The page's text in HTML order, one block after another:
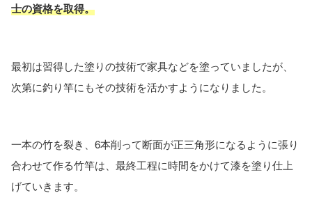
士の資格を取得。
最初は習得した塗りの技術で家具などを塗っていましたが、
次第に釣り竿にもその技術を活かすようになりました。
一本の竹を裂き、6本削って断面が正三角形になるように張り
合わせて作る竹竿は、最終工程に時間をかけて漆を塗り仕上
げていきます。